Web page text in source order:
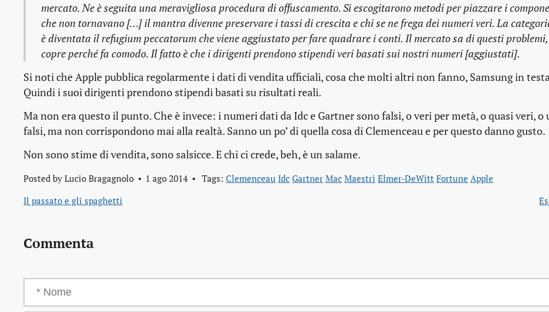
mercato. Ne è seguita una meravigliosa procedura di offuscamento. Si escogitarono metodi per piazzare i
che non tornavano […] il mantra divenne preservare i tassi di crescita e chi se ne frega dei numeri veri. La
è diventata il refugium peccatorum che viene aggiustato per fare quadrare i conti. Il mercato sa di questi
copre perché fa comodo. Il fatto è che i dirigenti prendono stipendi veri basati sui nostri numeri [aggiustati].
Si noti che Apple pubblica regolarmente i dati di vendita ufficiali, cosa che molti altri non fanno, Samsung in
Quindi i suoi dirigenti prendono stipendi basati su risultati reali.
Ma non era questo il punto. Che è invece: i numeri dati da Idc e Gartner sono falsi, o veri per metà, o quasi veri, o
falsi, ma non corrispondono mai alla realtà. Sanno un po’ di quella cosa di Clemenceau e per questo danno gusto.
Non sono stime di vendita, sono salsicce. E chi ci crede, beh, è un salame.
Posted by Lucio Bragagnolo 1 ago 2014 Tags: Clemenceau Idc Gartner Mac Maestri Elmer-DeWitt Fortune Apple
Il passato e gli spaghetti
Commenta